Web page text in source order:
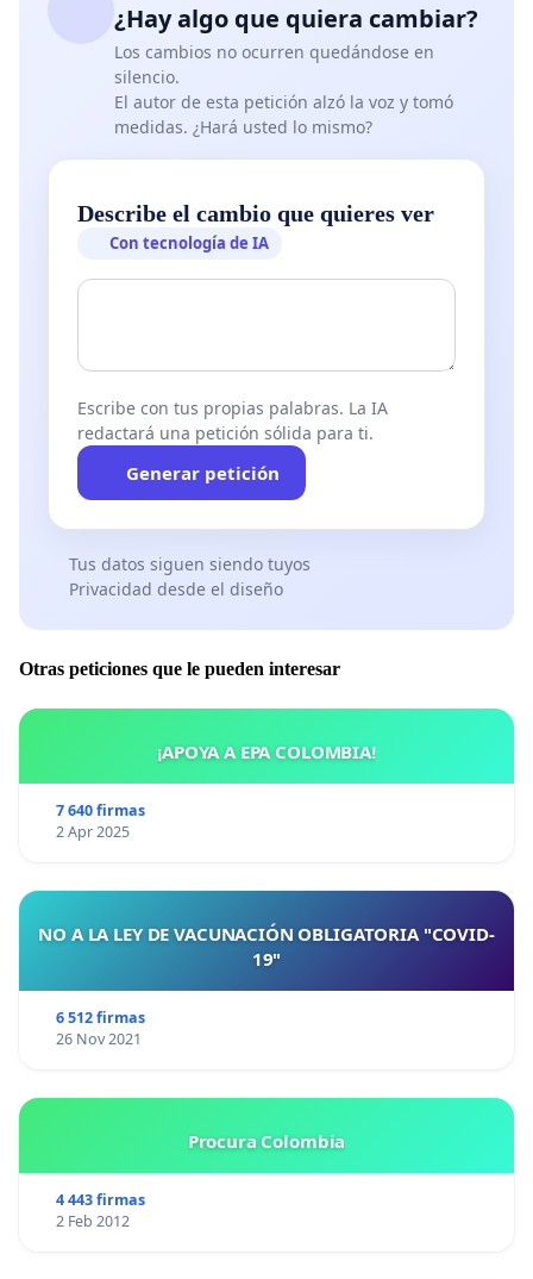
¿Hay algo que quiera cambiar?
Los cambios no ocurren quedándose en
silencio.
El autor de esta petición alzó la voz y tomó
medidas. ¿Hará usted lo mismo?
Describe el cambio que quieres ver
Con tecnología de IA
Escribe con tus propias palabras. La IA
redactará una petición sólida para ti.
Generar petición
Tus datos siguen siendo tuyos
Privacidad desde el diseño
Otras peticiones que le pueden interesar
¡APOYA A EPA COLOMBIA!
7 640 firmas
2 Apr 2025
NO A LA LEY DE VACUNACIÓN OBLIGATORIA "COVID-
19"
6 512 firmas
26 Nov 2021
Procura Colombia
4 443 firmas
2 Feb 2012